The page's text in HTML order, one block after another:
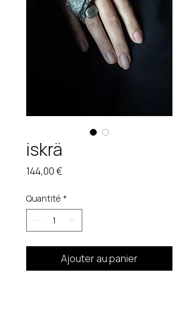
iskrä
144,00 €
Quantité *
Ajouter au panier